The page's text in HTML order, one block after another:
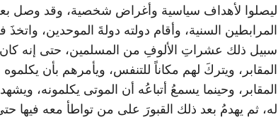
ليصلوا لأهداف سياسية وأغراض شخصية، وقد وصل
المرابطين السنية، وأقام دولته دولةَ الموحدين،
سبيل ذلك عشراتِ الألوفِ من المسلمين، حتى إنه
المقابر، ويتركَ لهم مكاناً للتنفس، ويأمرهم بأن
المقابر، وحينما يسمعُ أتباعُه أن الموتى يكلمونه،
له، ثم يهدمُ بعد ذلك القبورَ على من تواطأ معه فيها